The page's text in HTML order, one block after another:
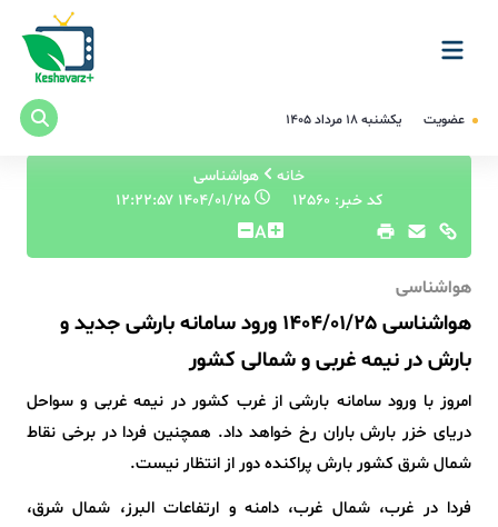
عضویت یکشنبه ۱۸ مرداد ۱۴۰۵
خانه
هواشناسی
کد خبر: 12560
۱۴۰۴/۰۱/۲۵ ۱۲:۲۲:۵۷
A
هواشناسی
هواشناسی 1404/01/25 ورود سامانه بارشی جدید و
بارش در نیمه غربی و شمالی کشور
امروز با ورود سامانه بارشی از غرب کشور در نیمه غربی و سواحل
دریای خزر بارش باران رخ خواهد داد. همچنین فردا در برخی نقاط
شمال شرق کشور بارش پراکنده دور از انتظار نیست.
فردا در غرب، شمال غرب، دامنه و ارتفاعات البرز، شمال شرق،